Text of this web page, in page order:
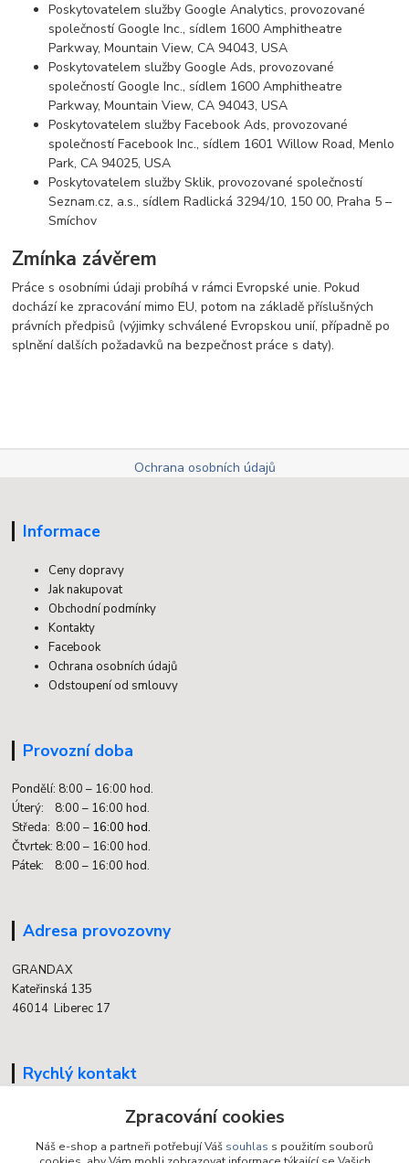
Poskytovatelem služby Google Analytics, provozované
společností Google Inc., sídlem 1600 Amphitheatre
Parkway, Mountain View, CA 94043, USA
Poskytovatelem služby Google Ads, provozované
společností Google Inc., sídlem 1600 Amphitheatre
Parkway, Mountain View, CA 94043, USA
Poskytovatelem služby Facebook Ads, provozované
společností Facebook Inc., sídlem 1601 Willow Road, Menlo
Park, CA 94025, USA
Poskytovatelem služby Sklik, provozované společností
Seznam.cz, a.s., sídlem Radlická 3294/10, 150 00, Praha 5 –
Smíchov
Zmínka závěrem
Práce s osobními údaji probíhá v rámci Evropské unie. Pokud
dochází ke zpracování mimo EU, potom na základě příslušných
právních předpisů (výjimky schválené Evropskou unií, případně po
splnění dalších požadavků na bezpečnost práce s daty).
Ochrana osobních údajů
Informace
Ceny dopravy
Jak nakupovat
Obchodní podmínky
Kontakty
Facebook
Ochrana osobních údajů
Odstoupení od smlouvy
Provozní doba
Pondělí: 8:00 – 16:00 hod.
Úterý: 8:00 – 16:00 hod.
Středa: 8:00 – 16:00 hod.
Čtvrtek: 8:00 – 16:00 hod.
Pátek: 8:00 – 16:00 hod.
Adresa provozovny
GRANDAX
Kateřinská 135
46014 Liberec 17
Rychlý kontakt
Zpracování cookies
Náš e-shop a partneři potřebují Váš souhlas s použitím souborů